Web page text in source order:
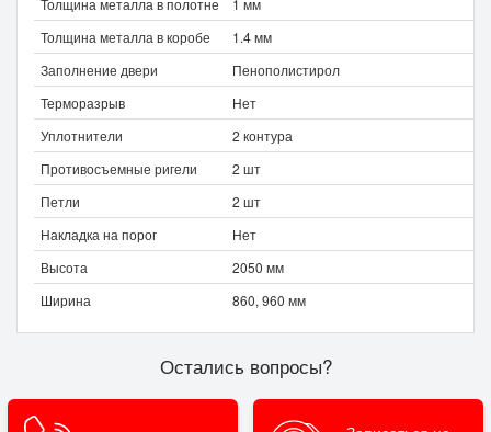
Толщина металла в полотне
1 мм
Толщина металла в коробе
1.4 мм
Заполнение двери
Пенополистирол
Терморазрыв
Нет
Уплотнители
2 контура
Противосъемные ригели
2 шт
Петли
2 шт
Накладка на порог
Нет
Высота
2050 мм
Ширина
860, 960 мм
Остались вопросы?